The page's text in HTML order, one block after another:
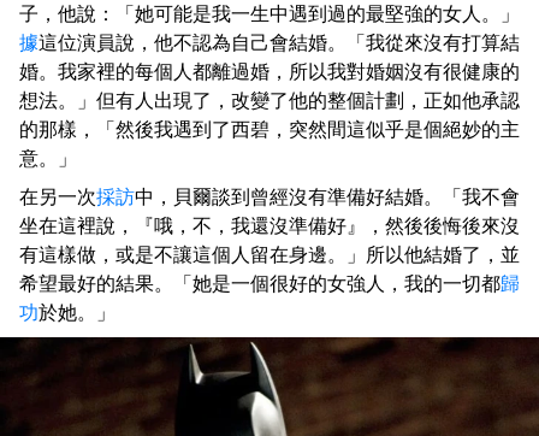
子，他說：「她可能是我一生中遇到過的最堅強的女人。」
據這位演員說，他不認為自己會結婚。「我從來沒有打算結
婚。我家裡的每個人都離過婚，所以我對婚姻沒有很健康的
想法。」但有人出現了，改變了他的整個計劃，正如他承認
的那樣，「然後我遇到了西碧，突然間這似乎是個絕妙的主
意。」
在另一次採訪中，貝爾談到曾經沒有準備好結婚。「我不會
坐在這裡說，『哦，不，我還沒準備好』，然後後悔後來沒
有這樣做，或是不讓這個人留在身邊。」所以他結婚了，並
希望最好的結果。「她是一個很好的女強人，我的一切都歸
功於她。」